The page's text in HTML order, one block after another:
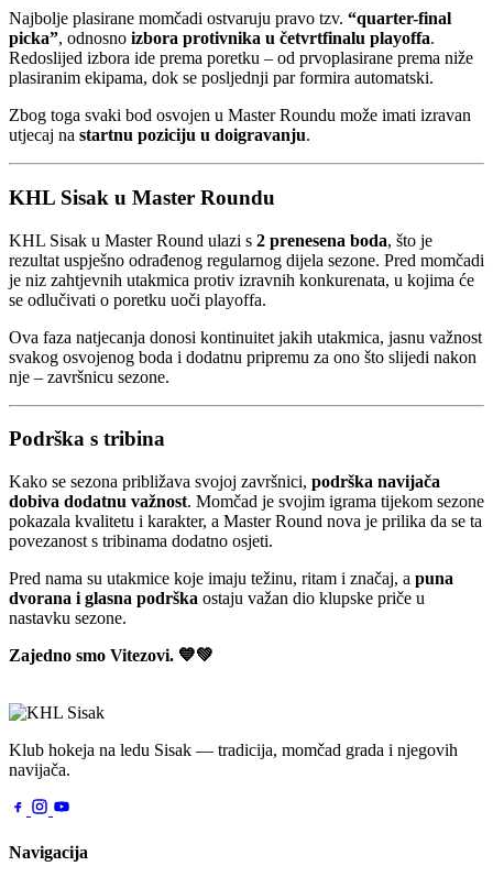
Najbolje plasirane momčadi ostvaruju pravo tzv. “quarter-final
picka”, odnosno izbora protivnika u četvrtfinalu playoffa.
Redoslijed izbora ide prema poretku – od prvoplasirane prema niže
plasiranim ekipama, dok se posljednji par formira automatski.
Zbog toga svaki bod osvojen u Master Roundu može imati izravan
utjecaj na startnu poziciju u doigravanju.
KHL Sisak u Master Roundu
KHL Sisak u Master Round ulazi s 2 prenesena boda, što je
rezultat uspješno odrađenog regularnog dijela sezone. Pred momčadi
je niz zahtjevnih utakmica protiv izravnih konkurenata, u kojima će
se odlučivati o poretku uoči playoffa.
Ova faza natjecanja donosi kontinuitet jakih utakmica, jasnu važnost
svakog osvojenog boda i dodatnu pripremu za ono što slijedi nakon
nje – završnicu sezone.
Podrška s tribina
Kako se sezona približava svojoj završnici, podrška navijača
dobiva dodatnu važnost. Momčad je svojim igrama tijekom sezone
pokazala kvalitetu i karakter, a Master Round nova je prilika da se ta
povezanost s tribinama dodatno osjeti.
Pred nama su utakmice koje imaju težinu, ritam i značaj, a puna
dvorana i glasna podrška ostaju važan dio klupske priče u
nastavku sezone.
Zajedno smo Vitezovi. 💙💚
Klub hokeja na ledu Sisak — tradicija, momčad grada i njegovih
navijača.
Navigacija